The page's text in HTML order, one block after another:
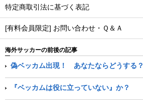
特定商取引法に基づく表記
[有料会員限定] お問い合わせ・Ｑ＆Ａ
海外サッカーの前後の記事
偽ベッカム出現！ あなたならどうする？
『ベッカムは役に立っていない』か？